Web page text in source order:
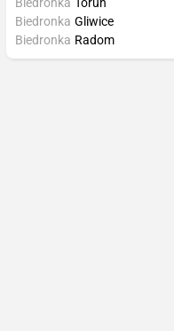
Biedronka Gliwice
Biedronka Radom